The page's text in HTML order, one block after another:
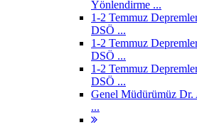
Yönlendirme ...
1-2 Temmuz
DSÖ ...
1-2 Temmuz
DSÖ ...
1-2 Temmuz
DSÖ ...
Genel Müdürümüz Dr.
...